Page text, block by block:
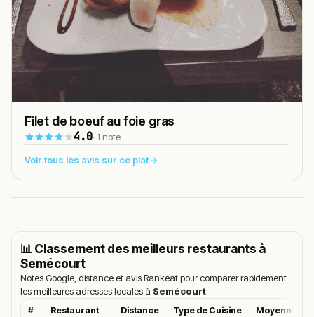
Filet de boeuf au foie gras
4.0· 1 note
Voir tous les avis sur ce plat
📊 Classement des meilleurs restaurants à
Semécourt
Notes Google, distance et avis Rankeat pour comparer rapidement
les meilleures adresses locales à Semécourt.
# Restaurant Distance Type de Cuisine Moyenne